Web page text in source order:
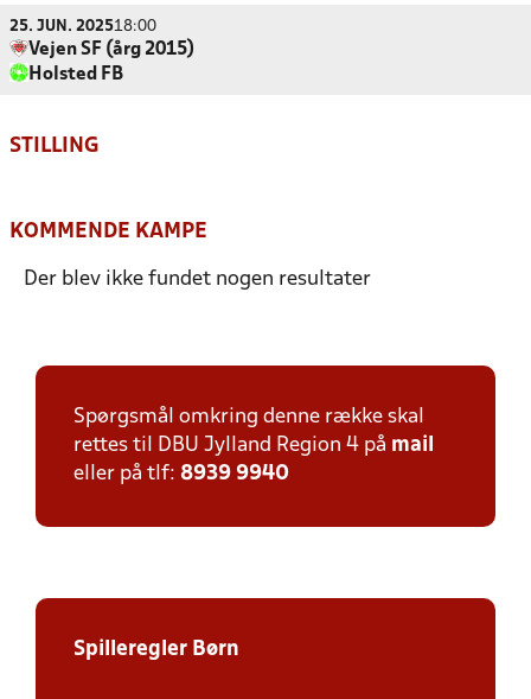
25. JUN. 202518:00
Vejen SF (årg 2015)
Holsted FB
STILLING
KOMMENDE KAMPE
Der blev ikke fundet nogen resultater
Spørgsmål omkring denne række skal
rettes til DBU Jylland Region 4 på mail
eller på tlf: 8939 9940
Spilleregler Børn